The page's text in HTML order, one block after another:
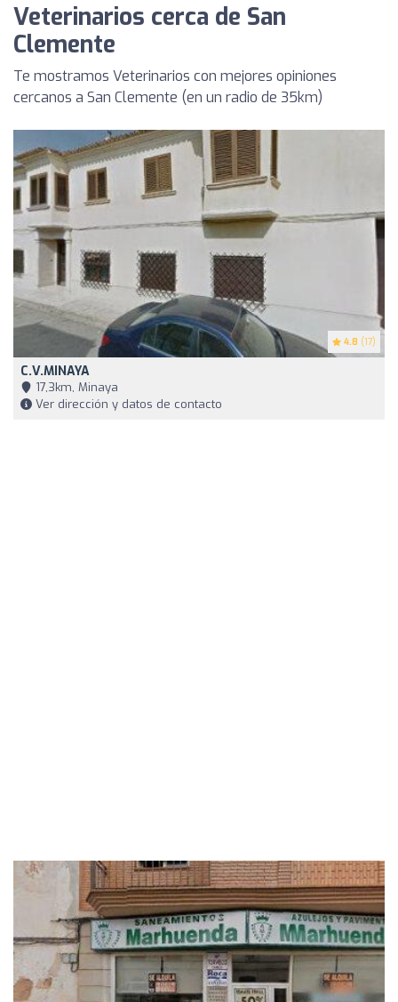
Veterinarios cerca de San
Clemente
Te mostramos Veterinarios con mejores opiniones
cercanos a San Clemente (en un radio de 35km)
4.8 (17)
C.V.MINAYA
17,3km, Minaya
Ver dirección y datos de contacto